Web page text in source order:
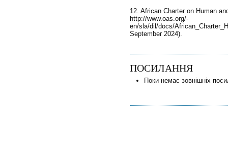
12. African Charter on Human
http://www.oas.org/-
en/sla/dil/docs/
September 2024).
ПОСИЛАННЯ
Поки немає зовнішніх